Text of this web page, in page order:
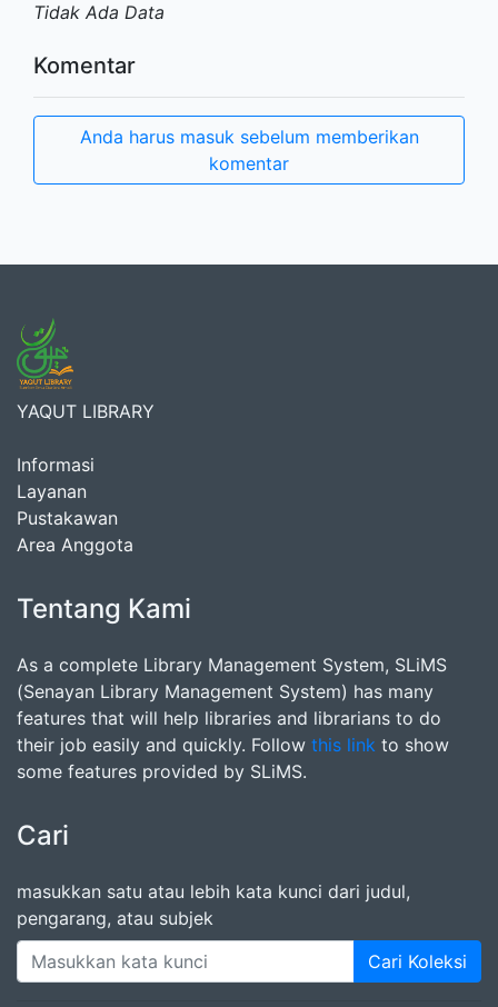
Tidak Ada Data
Komentar
Anda harus masuk sebelum memberikan
komentar
YAQUT LIBRARY
Informasi
Layanan
Pustakawan
Area Anggota
Tentang Kami
As a complete Library Management System, SLiMS
(Senayan Library Management System) has many
features that will help libraries and librarians to do
their job easily and quickly. Follow this link to show
some features provided by SLiMS.
Cari
masukkan satu atau lebih kata kunci dari judul,
pengarang, atau subjek
Cari Koleksi